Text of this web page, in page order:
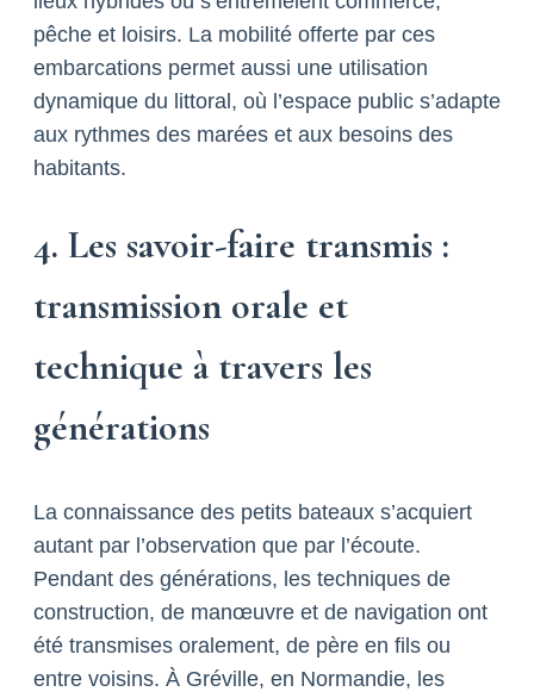
pêche et loisirs. La mobilité offerte par ces
embarcations permet aussi une utilisation
dynamique du littoral, où l’espace public s’adapte
aux rythmes des marées et aux besoins des
habitants.
4. Les savoir-faire transmis :
transmission orale et
technique à travers les
générations
La connaissance des petits bateaux s’acquiert
autant par l’observation que par l’écoute.
Pendant des générations, les techniques de
construction, de manœuvre et de navigation ont
été transmises oralement, de père en fils ou
entre voisins. À Gréville, en Normandie, les